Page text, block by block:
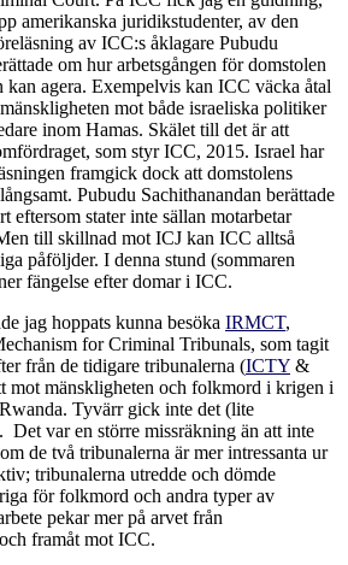
amerikanska juridikstudenter, av den
av ICC:s åklagare Pubudu
om hur arbetsgången för domstolen
kan agera. Exempelvis kan ICC väcka åtal
mot både israeliska politiker
inom Hamas. Skälet till det är att
som styr ICC, 2015. Israel har
framgick dock att domstolens
Pubudu Sachithanandan berättade
eftersom stater inte sällan motarbetar
till skillnad mot ICJ kan ICC alltså
påföljder. I denna stund (sommaren
fängelse efter domar i ICC.
jag hoppats kunna besöka IRMCT,
for Criminal Tribunals, som tagit
från de tidigare tribunalerna (ICTY &
mot mänskligheten och folkmord i krigen i
Tyvärr gick inte det (lite
var en större missräkning än att inte
de två tribunalerna är mer intressanta ur
tribunalerna utredde och dömde
för folkmord och andra typer av
pekar mer på arvet från
framåt mot ICC.